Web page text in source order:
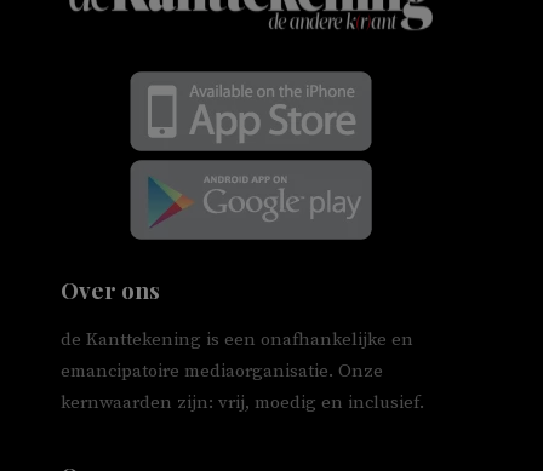
Over ons
de Kanttekening is een onafhankelijke en
emancipatoire mediaorganisatie. Onze
kernwaarden zijn: vrij, moedig en inclusief.